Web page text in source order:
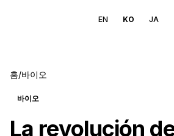
EN KO JA
홈/바이오
바이오
La revolución